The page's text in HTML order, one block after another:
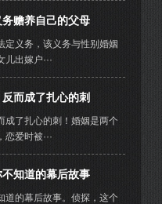
赡养自己的父母
定义务，该义务与性别婚姻
出嫁户···
而成了扎心的刺
成了扎心的刺！婚姻是两个
爱时被···
知道的幕后故事
道的幕后故事。侦探，这个